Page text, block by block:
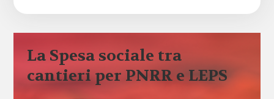
La Spesa sociale tra
cantieri per PNRR e LEPS